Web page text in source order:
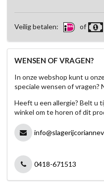
Veilig betalen: of
WENSEN OF VRAGEN?
In onze webshop kunt u
speciale wensen of
Heeft u een allergie? Belt u
winkel om te horen of dit
0418-671513